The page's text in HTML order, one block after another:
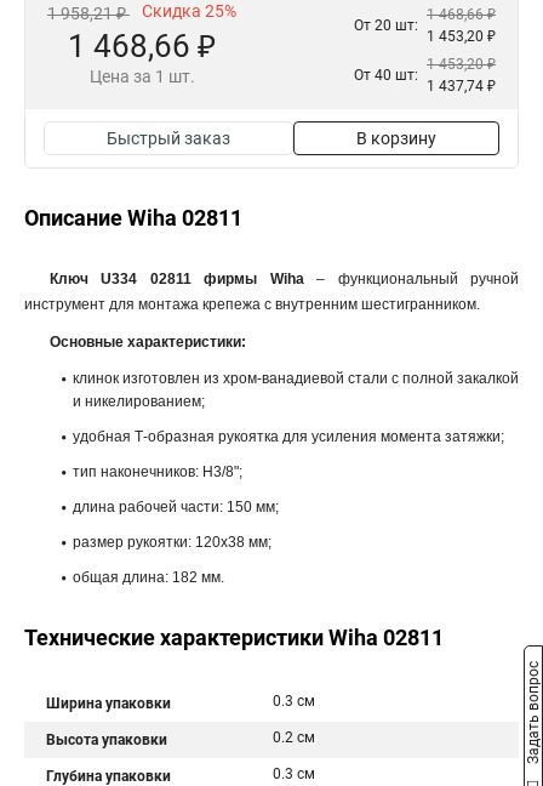
1 958,21 ₽ Скидка 25%
1 468,66 ₽
Цена за 1 шт.
От 20 шт:
1 468,66 ₽
1 453,20 ₽
От 40 шт:
1 453,20 ₽
1 437,74 ₽
Быстрый заказ В корзину
Описание Wiha 02811
Ключ U334 02811 фирмы Wiha– функциональный ручной
инструмент для монтажа крепежа с внутренним шестигранником.
Основные характеристики:
клинок изготовлен из хром-ванадиевой стали с полной закалкой
и никелированием;
удобная Т-образная рукоятка для усиления момента затяжки;
тип наконечников: H3/8";
длина рабочей части: 150 мм;
размер рукоятки: 120x38 мм;
общая длина: 182 мм.
Технические характеристики Wiha 02811
Ширина упаковки 0.3 см
Высота упаковки 0.2 см
Глубина упаковки 0.3 см
Задать вопрос